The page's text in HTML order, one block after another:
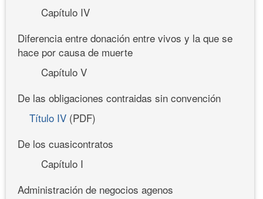
Capítulo IV
Diferencia entre donación entre vivos y la que se
hace por causa de muerte
Capítulo V
De las obligaciones contraidas sin convención
Título IV (PDF)
De los cuasicontratos
Capítulo I
Administración de negocios agenos